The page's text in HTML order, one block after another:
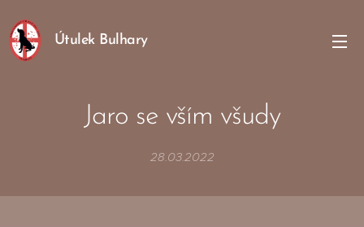
Útulek Bulhary
Jaro se vším všudy
28.03.2022